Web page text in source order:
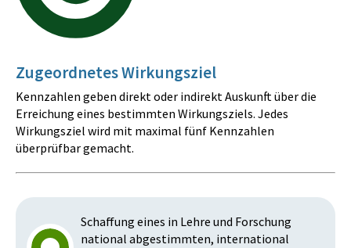
Zugeordnetes Wirkungsziel
Kennzahlen geben direkt oder indirekt Auskunft über die
Erreichung eines bestimmten Wirkungsziels. Jedes
Wirkungsziel wird mit maximal fünf Kennzahlen
überprüfbar gemacht.
Schaffung eines in Lehre und Forschung
national abgestimmten, international